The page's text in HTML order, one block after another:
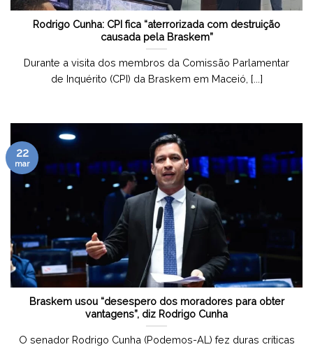
Rodrigo Cunha: CPI fica “aterrorizada com destruição
causada pela Braskem”
Durante a visita dos membros da Comissão Parlamentar
de Inquérito (CPI) da Braskem em Maceió, [...]
Braskem usou “desespero dos moradores para obter
vantagens”, diz Rodrigo Cunha
O senador Rodrigo Cunha (Podemos-AL) fez duras críticas
22
mar